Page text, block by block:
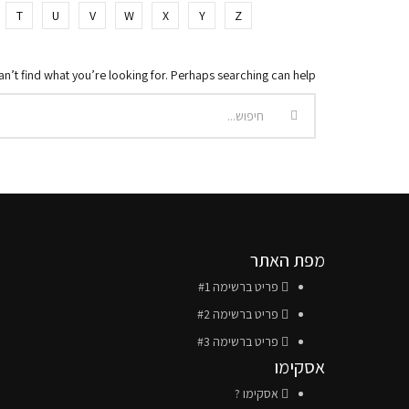
T U V W X Y Z
find what you’re looking for. Perhaps searching can help.
מפת האתר
פריט ברשימה #1
פריט ברשימה #2
פריט ברשימה #3
אסקימו
אסקימו ?